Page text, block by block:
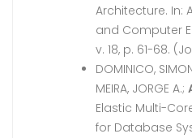
Architecture. In:
and Computer
v. 18, p. 61-68.
DOMINICO,
MEIRA, JORGE A.;
Elastic Multi-
for Database